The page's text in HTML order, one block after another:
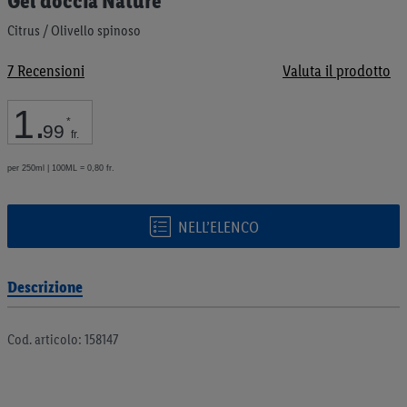
Citrus / Olivello spinoso
7Recensioni Valuta il prodotto
1.99 *
fr.
per 250ml | 100ML = 0,80 fr.
NELL’ELENCO
all'inizio
della
di
immagini
Descrizione
Cod. articolo: 158147